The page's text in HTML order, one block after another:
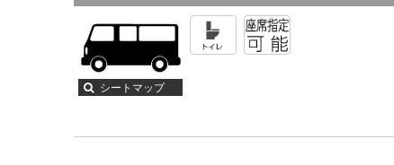
シートマップ